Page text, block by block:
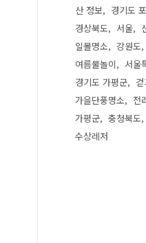
산 정보
경기도
경상북도
서울
일몰명소
강원도
여름물놀이
서울
경기도 가평군
가을단풍명소
전
가평군
충청북도
수상레저